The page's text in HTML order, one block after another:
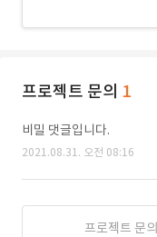
프로젝트 문의 1
비밀 댓글입니다.
2021.08.31. 오전 08:16
프로젝트 문